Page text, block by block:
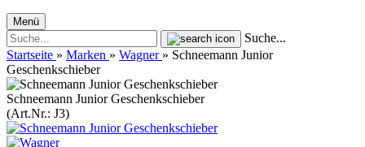
Menü
Suche...
Startseite » Marken » Wagner » Schneemann Junior
Geschenkschieber
Schneemann Junior Geschenkschieber
(Art.Nr.: J3)